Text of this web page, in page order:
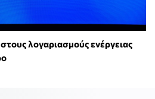
λογαριασμούς ενέργειας